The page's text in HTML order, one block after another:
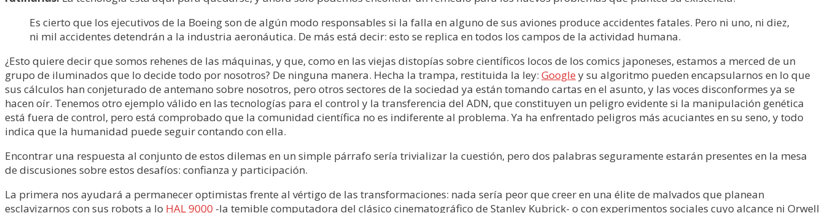
Es cierto que los ejecutivos de la Boeing son de algún modo responsables si la falla en alguno de sus aviones produce accidentes fatales. Pero ni uno, ni diez,
ni mil accidentes detendrán a la industria aeronáutica. De más está decir: esto se replica en todos los campos de la actividad humana.
¿Esto quiere decir que somos rehenes de las máquinas, y que, como en las viejas distopías sobre científicos locos de los comics japoneses, estamos a merced de un
grupo de iluminados que lo decide todo por nosotros? De ninguna manera. Hecha la trampa, restituida la ley: Google y su algoritmo pueden encapsularnos en lo que
sus cálculos han conjeturado de antemano sobre nosotros, pero otros sectores de la sociedad ya están tomando cartas en el asunto, y las voces disconformes ya se
hacen oír. Tenemos otro ejemplo válido en las tecnologías para el control y la transferencia del ADN, que constituyen un peligro evidente si la manipulación genética
está fuera de control, pero está comprobado que la comunidad científica no es indiferente al problema. Ya ha enfrentado peligros más acuciantes en su seno, y todo
indica que la humanidad puede seguir contando con ella.
Encontrar una respuesta al conjunto de estos dilemas en un simple párrafo sería trivializar la cuestión, pero dos palabras seguramente estarán presentes en la mesa
de discusiones sobre estos desafíos: confianza y participación.
La primera nos ayudará a permanecer optimistas frente al vértigo de las transformaciones: nada sería peor que creer en una élite de malvados que planean
esclavizarnos con sus robots a lo HAL 9000 -la temible computadora del clásico cinematográfico de Stanley Kubrick- o con experimentos sociales cuyo alcance ni Orwell